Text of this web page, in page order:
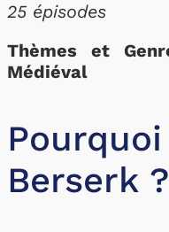
25 épisodes
Thèmes et
Médiéval
Berserk ?